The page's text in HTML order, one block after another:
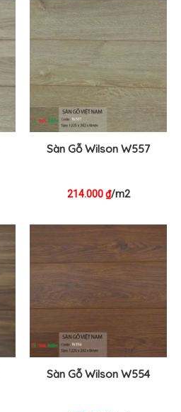
Sàn Gỗ Wilson W557
214.000₫/m2
Sàn Gỗ Wilson W554